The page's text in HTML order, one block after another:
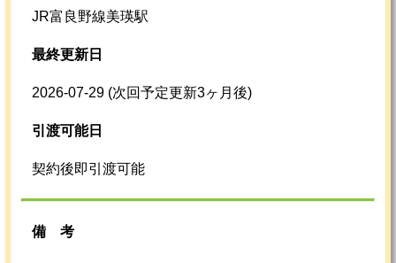
JR富良野線美瑛駅
最終更新日
2026-07-29 (次回予定更新3ヶ月後)
引渡可能日
契約後即引渡可能
備考